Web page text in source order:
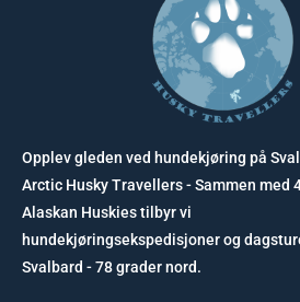
Opplev gleden ved hundekjøring på
Arctic Husky Travellers - Sammen med
Alaskan Huskies tilbyr vi
hundekjøringsekspedisjoner og
Svalbard - 78 grader nord.